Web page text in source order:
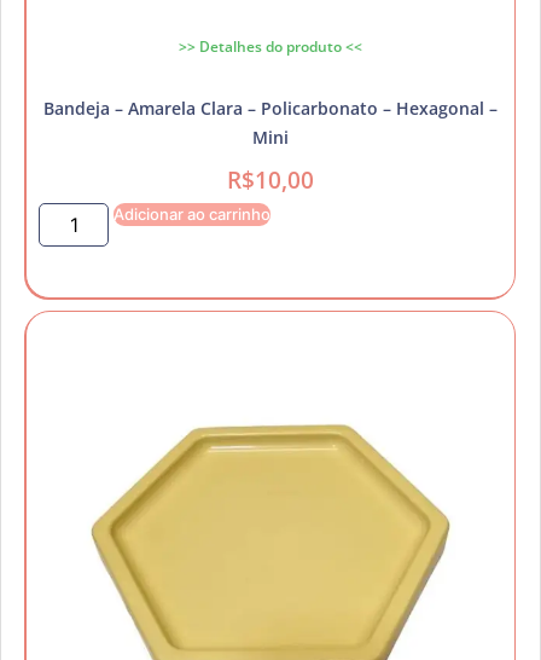
>> Detalhes do produto <<
Bandeja – Amarela Clara – Policarbonato – Hexagonal –
Mini
R$10,00
Adicionar ao carrinho